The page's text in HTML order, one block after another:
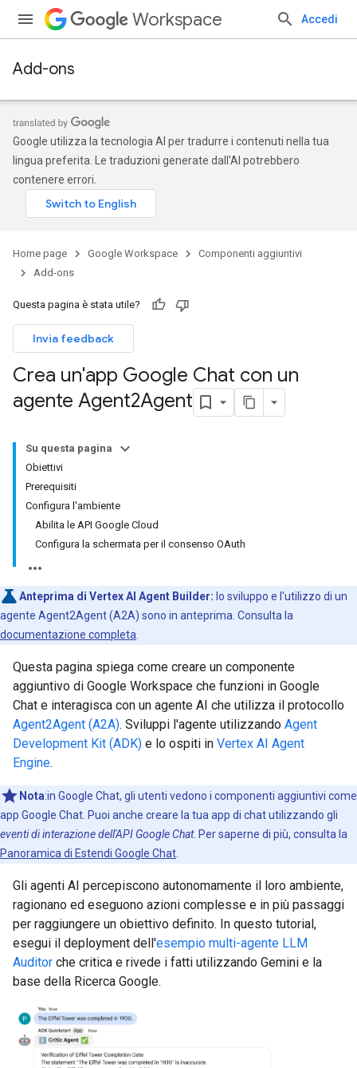
Workspace Accedi
Add-ons
Google utilizza la tecnologia AI per tradurre i contenuti nella tua
lingua preferita. Le traduzioni generate dall'AI potrebbero
contenere errori.
Home page Google Workspace
Componenti aggiuntivi
Add-ons
Questa pagina è stata utile?
Invia feedback
Crea un'app Google Chat con un
agente Agent2Agent
Su questa pagina
Obiettivi
Prerequisiti
Configura l'ambiente
Abilita le API Google Cloud
Configura la schermata per il consenso OAuth
Anteprima di Vertex AI Agent Builder: lo sviluppo e l'utilizzo di un
agente Agent2Agent (A2A) sono in anteprima. Consulta la
documentazione completa
Questa pagina spiega come creare un componente
aggiuntivo di Google Workspace che funzioni in Google
Chat e interagisca con un agente AI che utilizza il protocollo
Agent2Agent (A2A). Sviluppi l'agente utilizzando Agent
Development Kit (ADK) e lo ospiti in Vertex AI Agent
Engine.
Nota:in Google Chat, gli utenti vedono i componenti aggiuntivi come
app Google Chat. Puoi anche creare la tua app di chat utilizzando gli
eventi di interazione dell'API Google Chat. Per saperne di più, consulta la
Panoramica di Estendi Google Chat
Gli agenti AI percepiscono autonomamente il loro ambiente,
ragionano ed eseguono azioni complesse e in più passaggi
per raggiungere un obiettivo definito. In questo tutorial,
esegui il deployment dell'esempio multi-agente LLM
Auditor che critica e rivede i fatti utilizzando Gemini e la
base della Ricerca Google.